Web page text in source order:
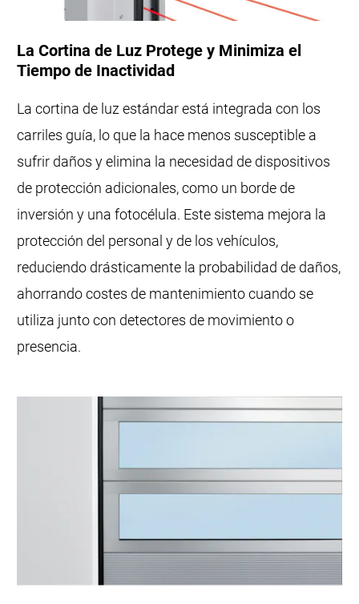
La Cortina de Luz Protege y Minimiza el
Tiempo de Inactividad
La cortina de luz estándar está integrada con los
carriles guía, lo que la hace menos susceptible a
sufrir daños y elimina la necesidad de dispositivos
de protección adicionales, como un borde de
inversión y una fotocélula. Este sistema mejora la
protección del personal y de los vehículos,
reduciendo drásticamente la probabilidad de daños,
ahorrando costes de mantenimiento cuando se
utiliza junto con detectores de movimiento o
presencia.